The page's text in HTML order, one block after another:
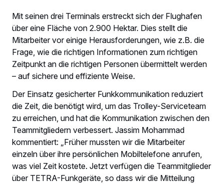
Mit seinen drei Terminals erstreckt sich der Flughafen
über eine Fläche von 2.900 Hektar. Dies stellt die
Mitarbeiter vor einige Herausforderungen, wie z.B. die
Frage, wie die richtigen Informationen zum richtigen
Zeitpunkt an die richtigen Personen übermittelt werden
– auf sichere und effiziente Weise.
Der Einsatz gesicherter Funkkommunikation reduziert
die Zeit, die benötigt wird, um das Trolley-Serviceteam
zu erreichen, und hat die Kommunikation zwischen den
Teammitgliedern verbessert. Jassim Mohammad
kommentiert: „Früher mussten wir die Mitarbeiter
einzeln über ihre persönlichen Mobiltelefone anrufen,
was viel Zeit kostete. Jetzt verfügen die Teammitglieder
über TETRA-Funkgeräte, so dass wir die Mitteilung